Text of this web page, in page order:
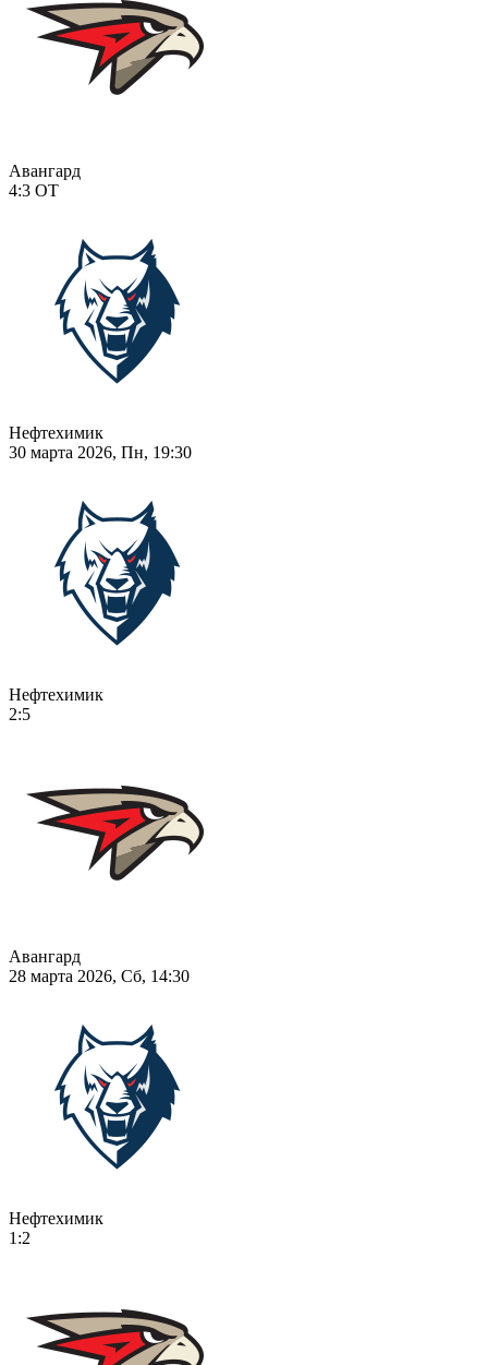
Авангард
4:3 ОТ
Нефтехимик
30 марта 2026, Пн, 19:30
Нефтехимик
2:5
Авангард
28 марта 2026, Сб, 14:30
Нефтехимик
1:2